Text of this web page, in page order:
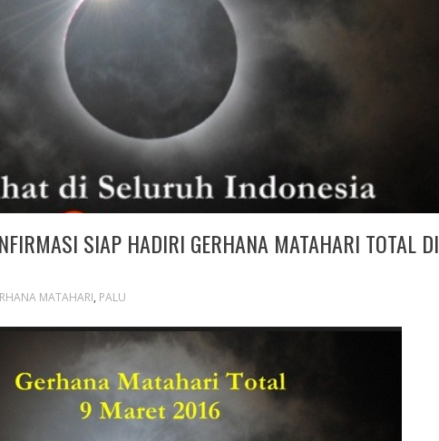
SIAP HADIRI GERHANA MATAHARI TOTAL DI
MATAHARI, PALU